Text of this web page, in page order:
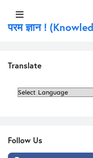
परम ज्ञान !
Translate
Follow Us